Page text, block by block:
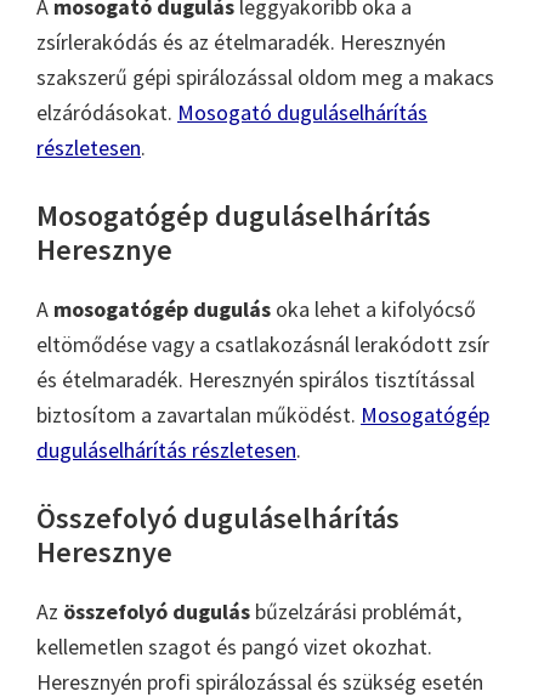
A mosogató dugulás leggyakoribb oka a
zsírlerakódás és az ételmaradék. Heresznyén
szakszerű gépi spirálozással oldom meg a makacs
elzáródásokat. Mosogató duguláselhárítás
részletesen.
Mosogatógép duguláselhárítás
Heresznye
A mosogatógép dugulás oka lehet a kifolyócső
eltömődése vagy a csatlakozásnál lerakódott zsír
és ételmaradék. Heresznyén spirálos tisztítással
biztosítom a zavartalan működést. Mosogatógép
duguláselhárítás részletesen.
Összefolyó duguláselhárítás
Heresznye
Az összefolyó dugulás bűzelzárási problémát,
kellemetlen szagot és pangó vizet okozhat.
Heresznyén profi spirálozással és szükség esetén